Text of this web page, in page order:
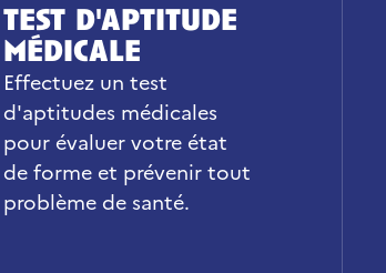
test d'aptitude
médicale
Effectuez un test
d'aptitudes médicales
pour évaluer votre état
de forme et prévenir tout
problème de santé.